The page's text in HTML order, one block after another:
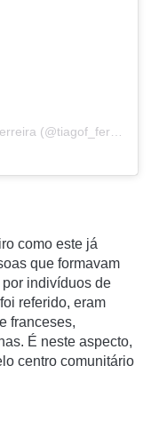
como este já
que formavam
indivíduos de
referido, eram
franceses,
É neste aspecto,
centro comunitário